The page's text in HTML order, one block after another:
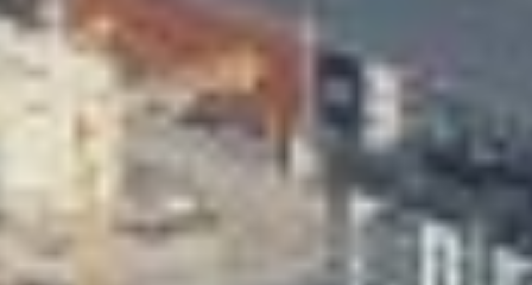
Taideapteekki
Kirjasto
Valon Kaupunki